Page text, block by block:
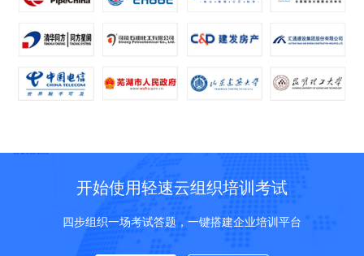
开始使用轻速云组织培训考试
四步组织一场考试答题，一键搭建企业培训平台